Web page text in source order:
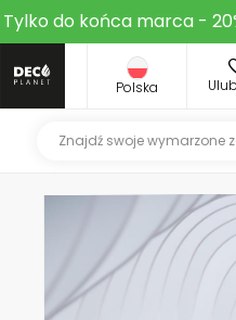
Tylko do końca marca -
Polska